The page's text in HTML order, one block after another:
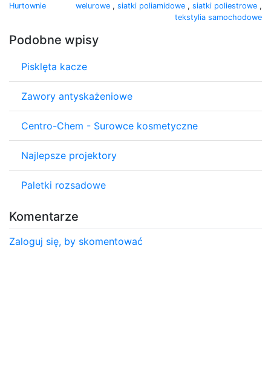
Hurtownie
welurowe , siatki poliamidowe , siatki poliestrowe ,
tekstylia samochodowe
Podobne wpisy
Pisklęta kacze
Zawory antyskażeniowe
Centro-Chem - Surowce kosmetyczne
Najlepsze projektory
Paletki rozsadowe
Komentarze
Zaloguj się, by skomentować